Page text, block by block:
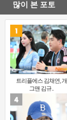
많이 본 포토
트리플에스 김채연, 개
그맨 김규..